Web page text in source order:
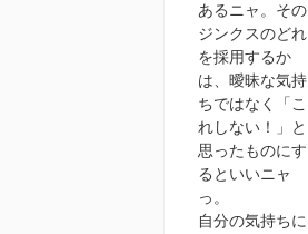
あるニャ。その
ジンクスのどれ
を採用するか
は、曖昧な気持
ちではなく「こ
れしない！」と
思ったものにす
るといいニャ
っ。
自分の気持ちに